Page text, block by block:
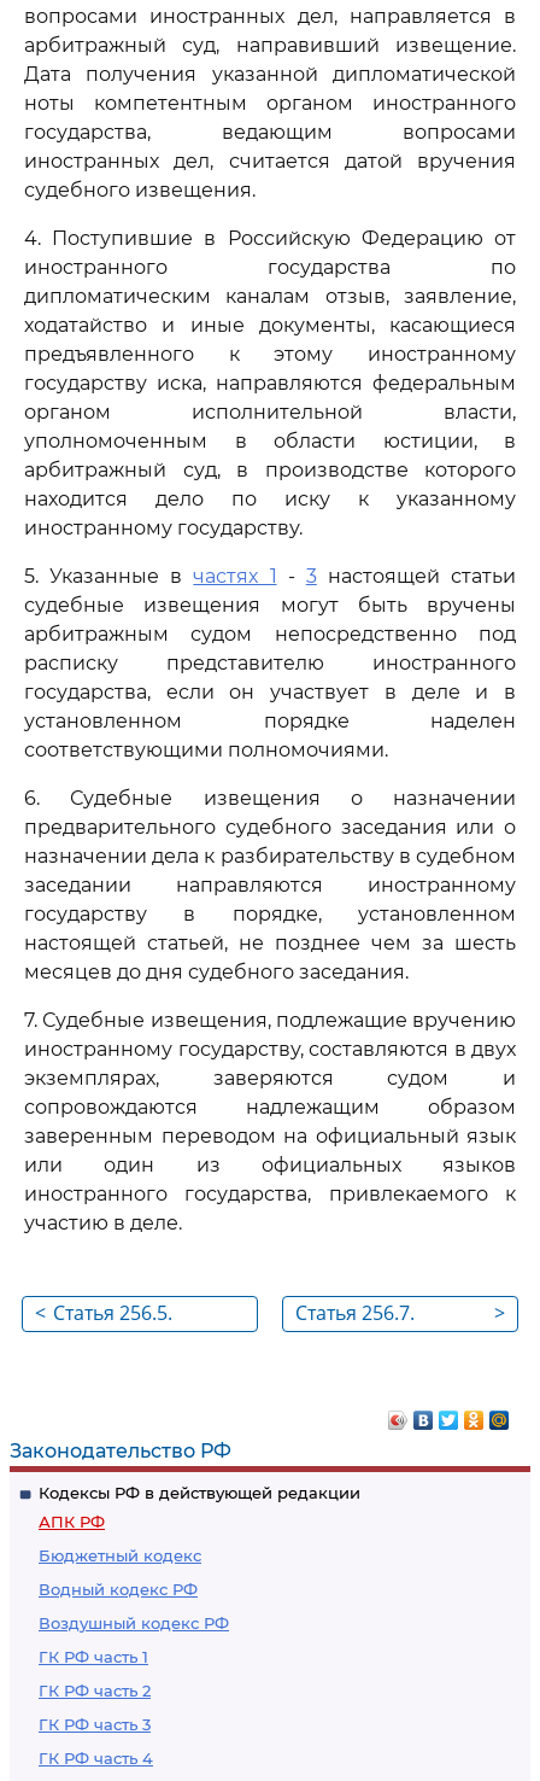
Законодательство РФ
Кодексы РФ в действующей редакции
АПК РФ
Бюджетный кодекс
Водный кодекс РФ
Воздушный кодекс РФ
ГК РФ часть 1
ГК РФ часть 2
ГК РФ часть 3
ГК РФ часть 4
вопросами иностранных дел, направляется в
арбитражный суд, направивший извещение.
Дата получения указанной дипломатической
ноты компетентным органом иностранного
государства, ведающим вопросами
иностранных дел, считается датой вручения
судебного извещения.
4. Поступившие в Российскую Федерацию от
иностранного государства по
дипломатическим каналам отзыв, заявление,
ходатайство и иные документы, касающиеся
предъявленного к этому иностранному
государству иска, направляются федеральным
органом исполнительной власти,
уполномоченным в области юстиции, в
арбитражный суд, в производстве которого
находится дело по иску к указанному
иностранному государству.
5. Указанные вчастях 1 - 3настоящей статьи
судебные извещения могут быть вручены
арбитражным судом непосредственно под
расписку представителю иностранного
государства, если он участвует в деле и в
установленном порядке наделен
соответствующими полномочиями.
6. Судебные извещения о назначении
предварительного судебного заседания или о
назначении дела к разбирательству в судебном
заседании направляются иностранному
государству в порядке, установленном
настоящей статьей, не позднее чем за шесть
месяцев до дня судебного заседания.
7. Судебные извещения, подлежащие вручению
иностранному государству, составляются в двух
экземплярах, заверяются судом и
сопровождаются надлежащим образом
заверенным переводом на официальный язык
или один из официальных языков
иностранного государства, привлекаемого к
участию в деле.
< Статья 256.5.
>
Статья 256.7.
судебного
заседания и
прекращения
производства по